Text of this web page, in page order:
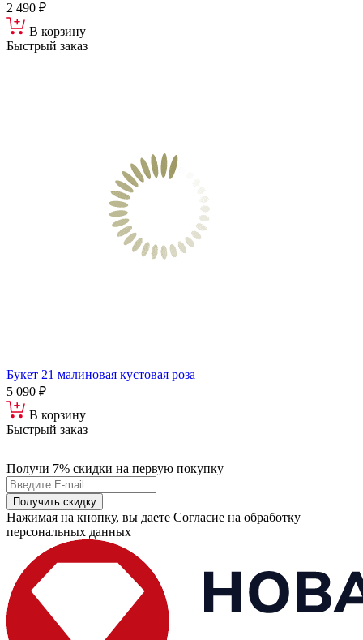
2 490 ₽
В корзину
Быстрый заказ
Букет 21 малиновая кустовая роза
5 090 ₽
В корзину
Быстрый заказ
Получи 7% скидки на первую покупку
Получить скидку
Нажимая на кнопку, вы даете Согласие на обработку
персональных данных